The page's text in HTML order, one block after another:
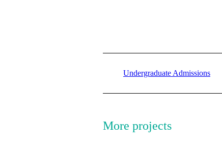
Undergraduate Admissions
More projects